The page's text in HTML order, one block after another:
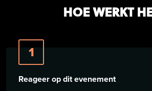
HOE WERKT
1
Reageer op dit evenement